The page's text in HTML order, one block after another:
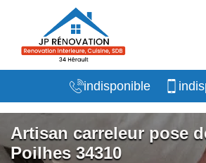
indisponible
Artisan carreleur pose
Poilhes 34310